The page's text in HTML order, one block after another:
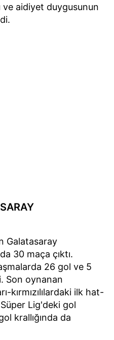
ve aidiyet duygusunun
Galatasaray
30 maça çıktı.
26 gol ve 5
Son oynanan
kırmızılılardaki ilk hat-
Lig'deki gol
krallığında da